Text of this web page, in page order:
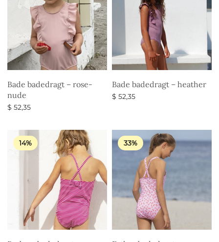
Bade badedragt – rose-
nude
$ 52,35
Bade badedragt – heather
$ 52,35
14% 33%